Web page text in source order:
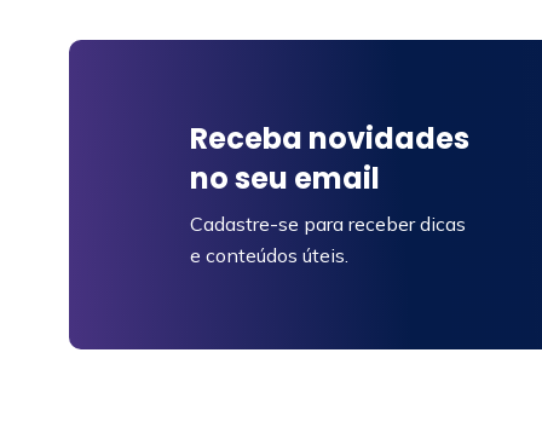
Receba novidades
no seu email
Cadastre-se para receber dicas
e conteúdos úteis.